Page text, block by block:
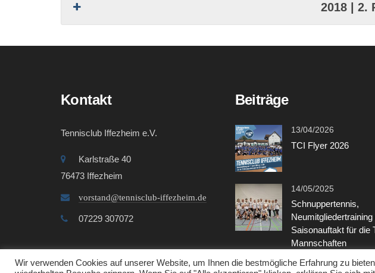
2018 | 2.
Kontakt
Tennisclub Iffezheim e.V.
Karlstraße 40
76473 Iffezheim
vorstand@tennisclub-iffezheim.de
07229 307072
Beiträge
13/04/2026
TCI Flyer 2026
14/05/2025
Schnuppertennis,
Neumitgliedertraining
Saisonauftakt für die
Mannschaften
Wir verwenden Cookies auf unserer Website, um Ihnen die bestmögliche Erfahrung zu